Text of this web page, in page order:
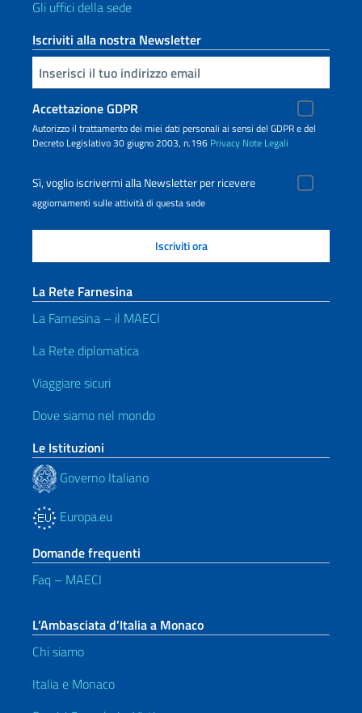
Gli uffici della sede
Iscriviti alla nostra Newsletter
Inserisci la tua email
Accettazione GDPR
Autorizzo il trattamento dei miei dati personali ai sensi del GDPR e del
Decreto Legislativo 30 giugno 2003, n.196 Privacy Note Legali
Sì, voglio iscrivermi alla Newsletter per ricevere
aggiornamenti sulle attività di questa sede
La Rete Farnesina
La Farnesina – il MAECI
La Rete diplomatica
Viaggiare sicuri
Dove siamo nel mondo
Le Istituzioni
Governo Italiano
Europa.eu
Domande frequenti
Faq – MAECI
L’Ambasciata d’Italia a Monaco
Chi siamo
Italia e Monaco